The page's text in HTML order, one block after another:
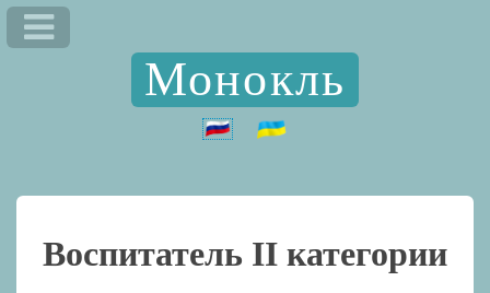
Монокль
Воспитатель II категории